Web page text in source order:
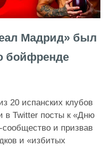
Мадрид» был
бойфренде
20 испанских клубов
в Twitter посты к «Дню
и призвав
и «избитых